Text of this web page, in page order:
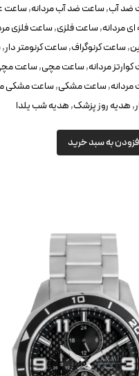
آب,ساعت ضد آب مردانه,ساعت
مردانه,ساعت فلزی,ساعت فلزی
,ساعت کرنوگراف,ساعت کرنومتر دار,
مردانه,ساعت مچی,ساعت مچی
,ساعت مشکی,ساعت مشکی
روز پزشک,هدیه شب یلدا
به سبد خرید